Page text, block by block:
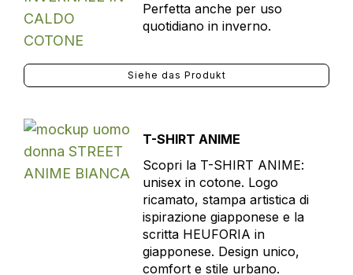
Perfetta anche per uso
quotidiano in inverno.
Siehe das Produkt
T-SHIRT ANIME
Scopri la T-SHIRT ANIME:
unisex in cotone. Logo
ricamato, stampa artistica di
ispirazione giapponese e la
scritta HEUFORIA in
giapponese. Design unico,
comfort e stile urbano.